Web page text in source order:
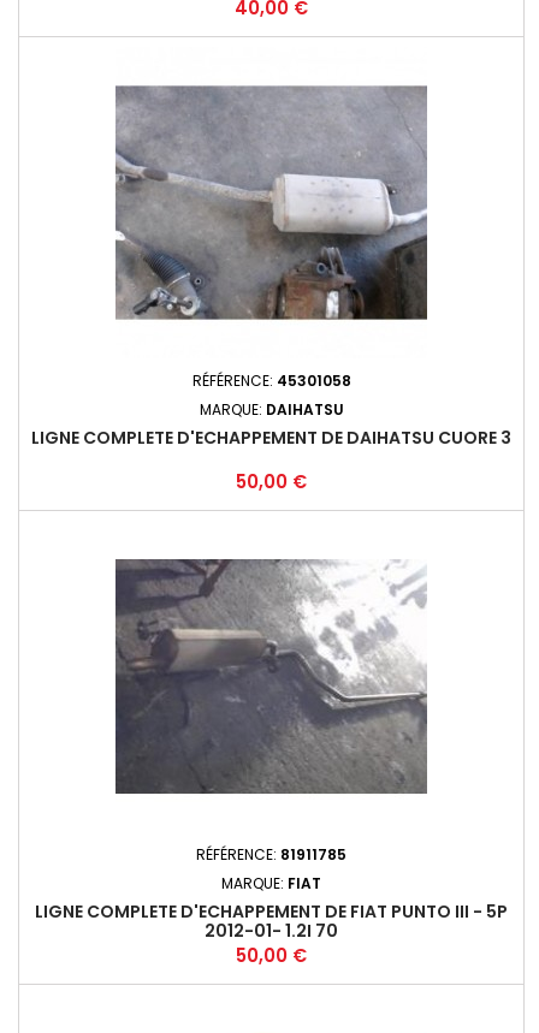
Prix
40,00 €
RÉFÉRENCE: 45301058
MARQUE: DAIHATSU
LIGNE COMPLETE D'ECHAPPEMENT DE DAIHATSU CUORE 3
Prix
50,00 €
RÉFÉRENCE: 81911785
MARQUE: FIAT
LIGNE COMPLETE D'ECHAPPEMENT DE FIAT PUNTO III - 5P
2012-01- 1.2I 70
Prix
50,00 €